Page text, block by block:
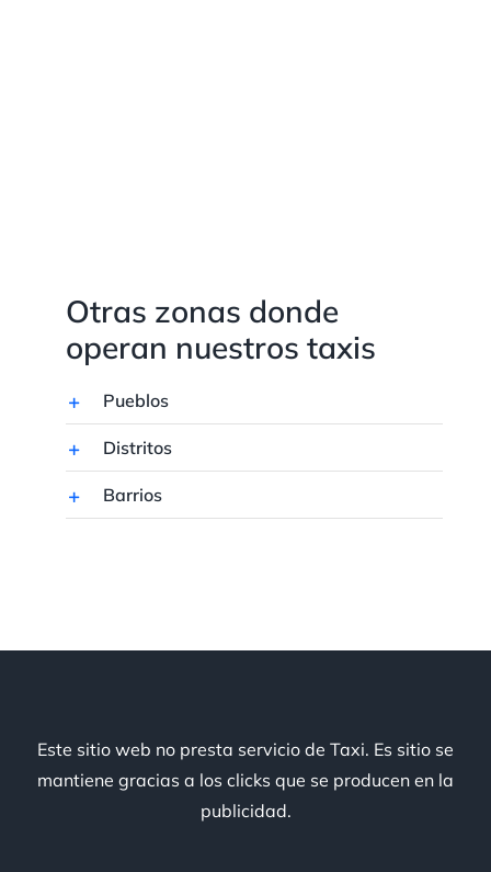
Otras zonas donde
operan nuestros taxis
Pueblos
Distritos
Barrios
Este sitio web no presta servicio de Taxi. Es sitio se
mantiene gracias a los clicks que se producen en la
publicidad.